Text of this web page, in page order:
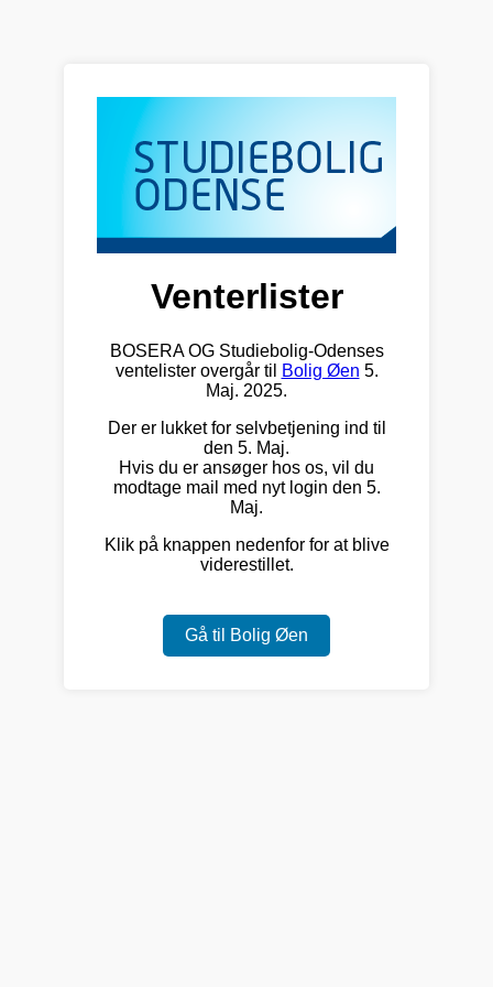
Venterlister
BOSERA OG Studiebolig-Odenses
ventelister overgår til
Bolig Øen 5.
Maj. 2025.
Der er lukket for selvbetjening ind til
den 5. Maj.
Hvis du er ansøger hos os, vil du
modtage mail med nyt login den 5.
Maj.
Klik på knappen nedenfor for at blive
viderestillet.
Gå til Bolig Øen